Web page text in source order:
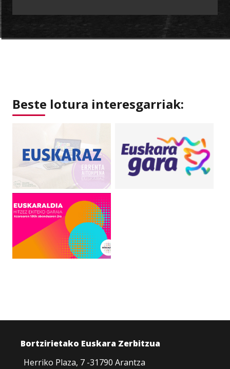
Beste lotura interesgarriak:
Bortzirietako Euskara Zerbitzua
Herriko Plaza, 7 -31790 Arantza